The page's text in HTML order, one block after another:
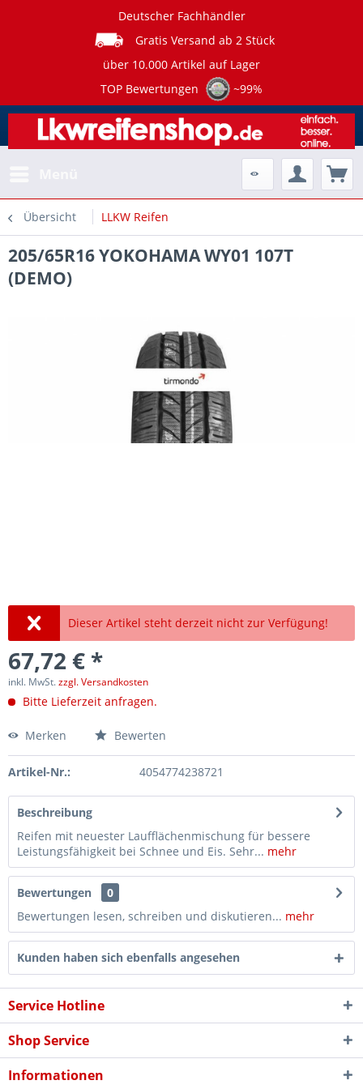
Deutscher Fachhändler
Gratis Versand ab 2 Stück
über 10.000 Artikel auf Lager
TOP Bewertungen
~99%
Übersicht LLKW Reifen
205/65R16 YOKOHAMA WY01 107T
(DEMO)
Dieser Artikel steht derzeit nicht zur Verfügung!
67,72 € *
inkl. MwSt.zzgl. Versandkosten
Bitte Lieferzeit anfragen.
Merken Bewerten
Artikel-Nr.: 4054774238721
Beschreibung
Reifen mit neuester Laufflächenmischung für bessere
Leistungsfähigkeit bei Schnee und Eis. Sehr... mehr
Bewertungen
0
Bewertungen lesen, schreiben und diskutieren... mehr
Kunden haben sich ebenfalls angesehen
Service Hotline
Shop Service
Informationen